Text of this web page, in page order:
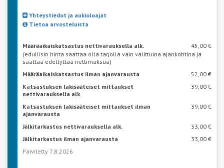
Yhteystiedot ja aukioloajat
Tietoa arvosteluista
Määräaikaiskatsastus nettivarauksella alk.
45,00 €
(edullisin hinta saattaa olla tarjolla vain valittuina ajankohtina ja
saattaa edellyttää nettimaksua)
Määräaikaiskatsastus ilman ajanvarausta
52,00 €
Katsastuksen lakisääteiset mittaukset
nettivarauksella alk.
39,00 €
Katsastuksen lakisääteiset mittaukset ilman
ajanvarausta
39,00 €
Jälkitarkastus nettivarauksella alk.
33,00 €
Jälkitarkastus ilman ajanvarausta
33,00 €
Päivitetty 7.8.2026